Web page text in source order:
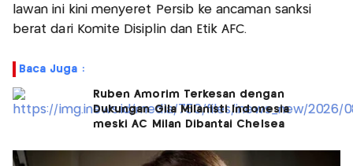
lawan ini kini menyeret Persib ke ancaman sanksi
berat dari Komite Disiplin dan Etik AFC.
Baca Juga :
Ruben Amorim Terkesan dengan
Dukungan Gila Milanisti Indonesia
meski AC Milan Dibantai Chelsea